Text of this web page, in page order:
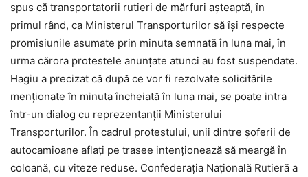
spus că transportatorii rutieri de mărfuri aşteaptă, în
primul rând, ca Ministerul Transporturilor să îşi respecte
promisiunile asumate prin minuta semnată în luna mai, în
urma cărora protestele anunţate atunci au fost suspendate.
Hagiu a precizat că după ce vor fi rezolvate solicitările
menţionate în minuta încheiată în luna mai, se poate intra
într-un dialog cu reprezentanţii Ministerului
Transporturilor. În cadrul protestului, unii dintre şoferii de
autocamioane aflaţi pe trasee intenţionează să meargă în
coloană, cu viteze reduse. Confederaţia Naţională Rutieră a